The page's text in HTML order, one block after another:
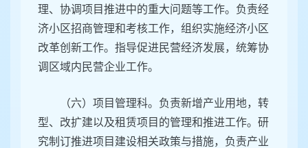
理、协调项目推进中的重大问题等工作。负责经
济小区招商管理和考核工作，组织实施经济小区
改革创新工作。指导促进民营经济发展，统筹协
调区域内民营企业工作。
（六）项目管理科。负责新增产业用地，转
型、改扩建以及租赁项目的管理和推进工作。研
究制订推进项目建设相关政策与措施，负责产业